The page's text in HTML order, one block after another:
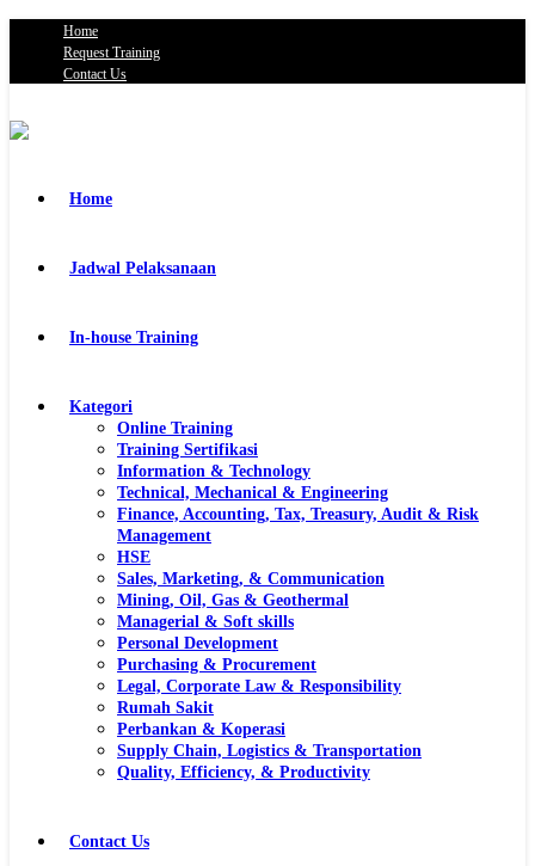
Home
Request Training
Contact Us
Home
Jadwal Pelaksanaan
In-house Training
Kategori
Online Training
Training Sertifikasi
Information & Technology
Technical, Mechanical & Engineering
Finance, Accounting, Tax, Treasury, Audit & Risk
Management
HSE
Sales, Marketing, & Communication
Mining, Oil, Gas & Geothermal
Managerial & Soft skills
Personal Development
Purchasing & Procurement
Legal, Corporate Law & Responsibility
Rumah Sakit
Perbankan & Koperasi
Supply Chain, Logistics & Transportation
Quality, Efficiency, & Productivity
Contact Us